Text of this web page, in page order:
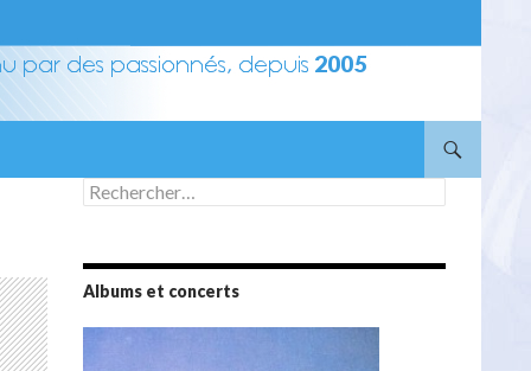
Rechercher :
Albums et concerts